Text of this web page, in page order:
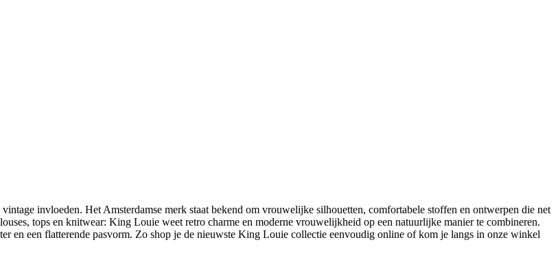
invloeden. Het Amsterdamse merk staat bekend om vrouwelijke silhouetten, comfortabele stoffen en ontwerpen die net
tops en knitwear: King Louie weet retro charme en moderne vrouwelijkheid op een natuurlijke manier te combineren.
een flatterende pasvorm. Zo shop je de nieuwste King Louie collectie eenvoudig online of kom je langs in onze winkel